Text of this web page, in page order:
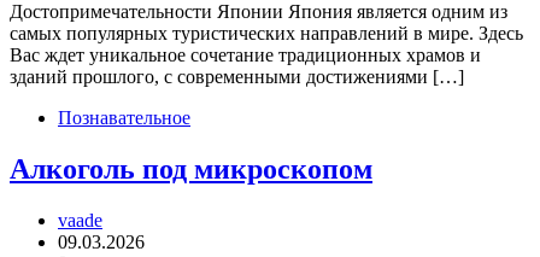
Достопримечательности Японии Япония является одним из
самых популярных туристических направлений в мире. Здесь
Вас ждет уникальное сочетание традиционных храмов и
зданий прошлого, с современными достижениями […]
Познавательное
Алкоголь под микроскопом
vaade
09.03.2026